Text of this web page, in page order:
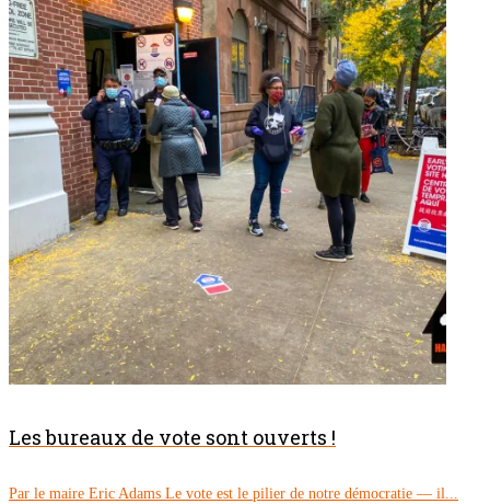
Les bureaux de vote sont ouverts !
Par le maire Eric Adams Le vote est le pilier de notre démocratie — il...